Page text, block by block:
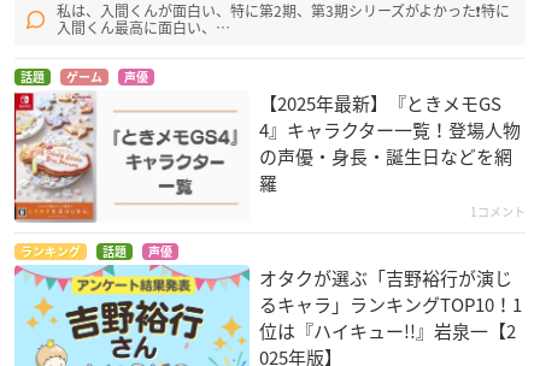
革命機ヴァルヴレイ
ヴ 2ndシーズン
霊屋ユウスケ
鏡伶路 荒北靖友
ぎんぎつね キルラキル 有頂天家族
私は、入間くんが面白い、特に第2期、第3期シリーズがよかった❗特に
入間くん最高に面白い、…
話題 ゲーム 声優
【2025年最新】『ときメモGS
4』キャラクター一覧！登場人物
の声優・身長・誕生日などを網
羅
1コメント
ランキング 話題 声優
オタクが選ぶ「吉野裕行が演じ
るキャラ」ランキングTOP10！1
位は『ハイキュー!!』岩泉一【2
025年版】